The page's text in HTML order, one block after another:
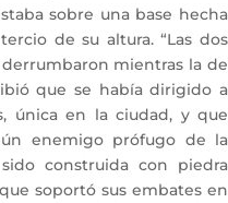
sobre una base hecha
de su altura. “Las dos
mientras la de
que se había dirigido a
única en la ciudad, y que
enemigo prófugo de la
construida con piedra
soportó sus embates en